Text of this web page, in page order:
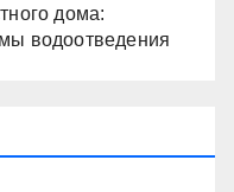
дома:
водоотведения